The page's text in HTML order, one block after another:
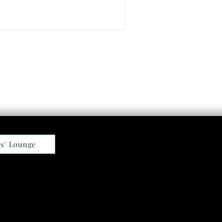
Lounge